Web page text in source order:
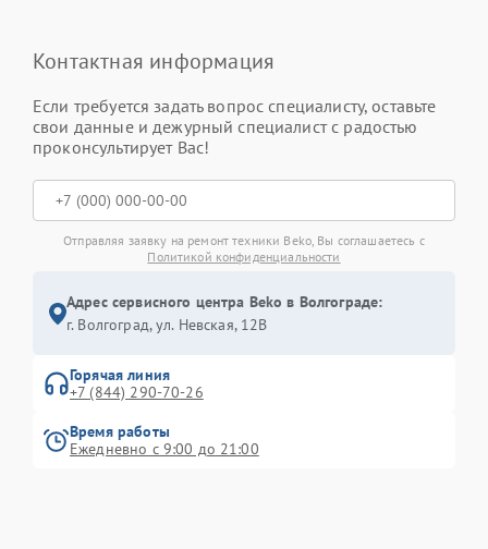
Контактная информация
Если требуется задать вопрос специалисту, оставьте
свои данные и дежурный специалист с радостью
проконсультирует Вас!
Отправляя заявку на ремонт техники Beko, Вы соглашаетесь с
Политикой конфиденциальности
Адрес сервисного центра Beko в Волгограде:
г. Волгоград, ул. Невская, 12В
Горячая линия
+7 (844) 290-70-26
Время работы
Ежедневно с 9:00 до 21:00